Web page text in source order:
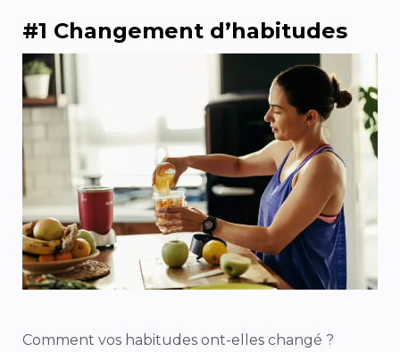
#1 Changement d’habitudes
Comment vos habitudes ont-elles changé ?